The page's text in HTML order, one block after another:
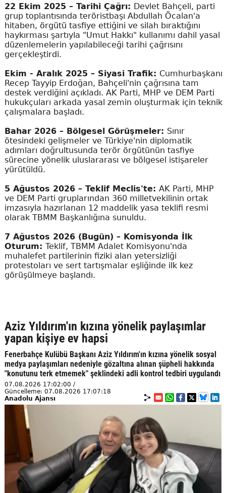
22 Ekim 2025 – Tarihi Çağrı: Devlet Bahçeli, parti
grup toplantısında teröristbaşı Abdullah Öcalan'a
hitaben, örgütü tasfiye ettiğini ve silah bıraktığını
haykırması şartıyla "Umut Hakkı" kullanımı dahil yasal
düzenlemelerin yapılabileceği tarihi çağrısını
gerçekleştirdi.
Ekim - Aralık 2025 – Siyasi Trafik: Cumhurbaşkanı
Recep Tayyip Erdoğan, Bahçeli'nin çağrısına tam
destek verdiğini açıkladı. AK Parti, MHP ve DEM Parti
hukukçuları arkada yasal zemin oluşturmak için teknik
çalışmalara başladı.
Bahar 2026 – Bölgesel Görüşmeler: Sınır
ötesindeki gelişmeler ve Türkiye'nin diplomatik
adımları doğrultusunda terör örgütünün tasfiye
sürecine yönelik uluslararası ve bölgesel istişareler
yürütüldü.
5 Ağustos 2026 – Teklif Meclis'te: AK Parti, MHP
ve DEM Parti gruplarından 360 milletvekilinin ortak
imzasıyla hazırlanan 12 maddelik yasa teklifi resmi
olarak TBMM Başkanlığına sunuldu.
7 Ağustos 2026 (Bugün) – Komisyonda İlk
Oturum: Teklif, TBMM Adalet Komisyonu'nda
muhalefet partilerinin fiziki alan yetersizliği
protestoları ve sert tartışmalar eşliğinde ilk kez
görüşülmeye başlandı.
Aziz Yıldırım'ın kızına yönelik paylaşımlar
yapan kişiye ev hapsi
Fenerbahçe Kulübü Başkanı Aziz Yıldırım'ın kızına yönelik sosyal
medya paylaşımları nedeniyle gözaltına alınan şüpheli hakkında
"konutunu terk etmemek" şeklindeki adli kontrol tedbiri uygulandı
07.08.2026 17:02:00 /
Güncelleme: 07.08.2026 17:07:18
Anadolu Ajansı